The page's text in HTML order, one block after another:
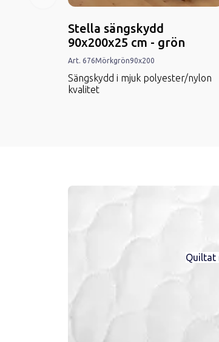
Stella sängskydd
90x200x25 cm - grön
Art. 676Mörkgrön90x200
Sängskydd i mjuk polyester/nylon
kvalitet
Quiltat